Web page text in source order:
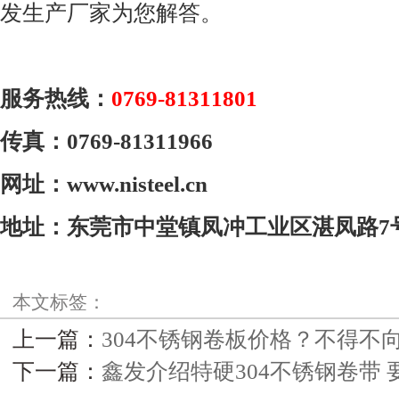
发生产厂家为您解答。
服务热线： 0769-81311801
传真： 0769-81311966
网址： www.nisteel.cn
地址：东莞市中堂镇凤冲工业区湛凤路7
本文标签：
上一篇： 304不锈钢卷板价格？不得不
下一篇： 鑫发介绍特硬304不锈钢卷带